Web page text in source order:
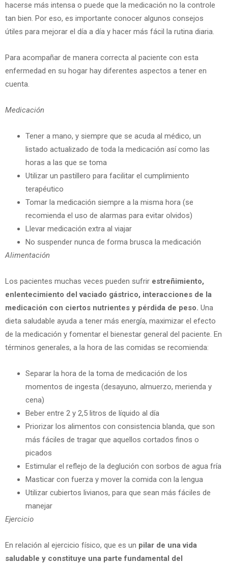
hacerse más intensa o puede que la medicación no la controle
tan bien. Por eso, es importante conocer algunos consejos
útiles para mejorar el día a día y hacer más fácil la rutina diaria.
Para acompañar de manera correcta al paciente con esta
enfermedad en su hogar hay diferentes aspectos a tener en
cuenta.
Medicación
Tener a mano, y siempre que se acuda al médico, un
listado actualizado de toda la medicación así como las
horas a las que se toma
Utilizar un pastillero para facilitar el cumplimiento
terapéutico
Tomar la medicación siempre a la misma hora (se
recomienda el uso de alarmas para evitar olvidos)
Llevar medicación extra al viajar
No suspender nunca de forma brusca la medicación
Alimentación
Los pacientes muchas veces pueden sufrir estreñimiento,
enlentecimiento del vaciado gástrico, interacciones de la
medicación con ciertos nutrientes y pérdida de peso. Una
dieta saludable ayuda a tener más energía, maximizar el efecto
de la medicación y fomentar el bienestar general del paciente. En
términos generales, a la hora de las comidas se recomienda:
Separar la hora de la toma de medicación de los
momentos de ingesta (desayuno, almuerzo, merienda y
cena)
Beber entre 2 y 2,5 litros de líquido al día
Priorizar los alimentos con consistencia blanda, que son
más fáciles de tragar que aquellos cortados finos o
picados
Estimular el reflejo de la deglución con sorbos de agua fría
Masticar con fuerza y mover la comida con la lengua
Utilizar cubiertos livianos, para que sean más fáciles de
manejar
Ejercicio
En relación al ejercicio físico, que es un pilar de una vida
saludable y constituye una parte fundamental del